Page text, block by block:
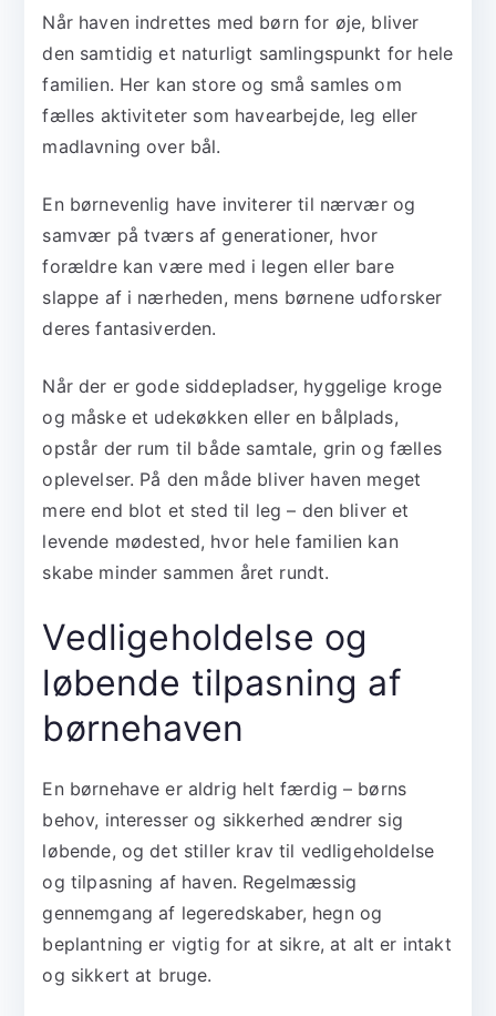
Når haven indrettes med børn for øje, bliver
den samtidig et naturligt samlingspunkt for hele
familien. Her kan store og små samles om
fælles aktiviteter som havearbejde, leg eller
madlavning over bål.
En børnevenlig have inviterer til nærvær og
samvær på tværs af generationer, hvor
forældre kan være med i legen eller bare
slappe af i nærheden, mens børnene udforsker
deres fantasiverden.
Når der er gode siddepladser, hyggelige kroge
og måske et udekøkken eller en bålplads,
opstår der rum til både samtale, grin og fælles
oplevelser. På den måde bliver haven meget
mere end blot et sted til leg – den bliver et
levende mødested, hvor hele familien kan
skabe minder sammen året rundt.
Vedligeholdelse og
løbende tilpasning af
børnehaven
En børnehave er aldrig helt færdig – børns
behov, interesser og sikkerhed ændrer sig
løbende, og det stiller krav til vedligeholdelse
og tilpasning af haven. Regelmæssig
gennemgang af legeredskaber, hegn og
beplantning er vigtig for at sikre, at alt er intakt
og sikkert at bruge.